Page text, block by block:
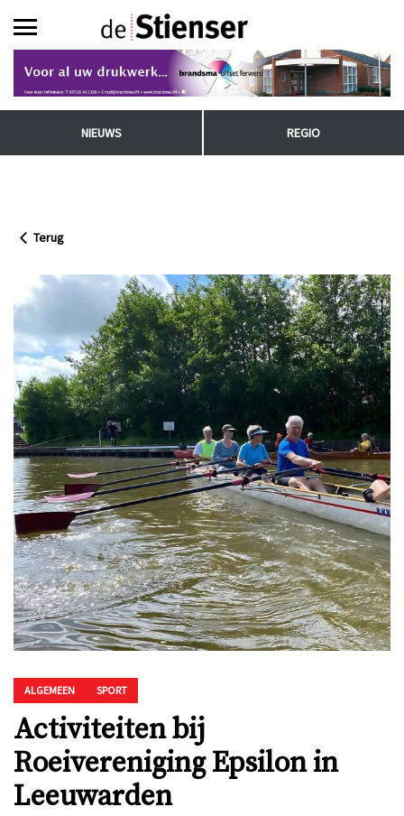
NIEUWS REGIO
Terug
ALGEMEEN SPORT
Activiteiten bij
Roeivereniging Epsilon in
Leeuwarden